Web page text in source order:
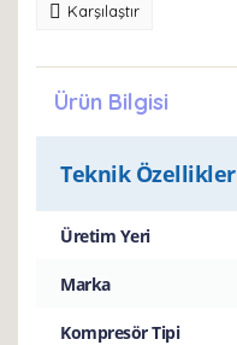
Karşılaştır
Ürün Bilgisi
Teknik Özellikler
Üretim Yeri
Marka
Kompresör Tipi